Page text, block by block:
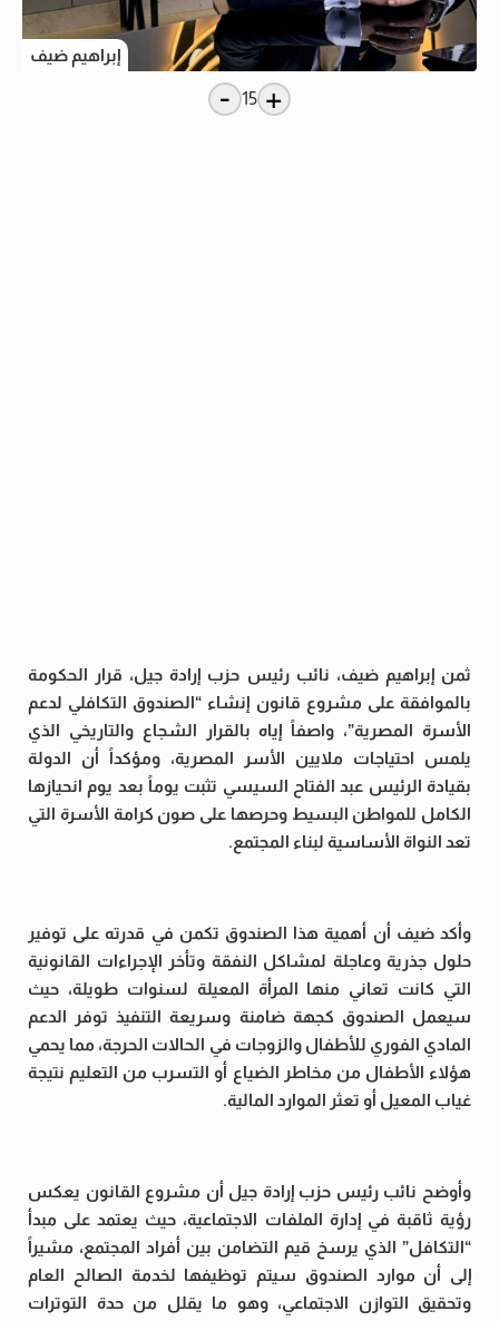
إبراهيم ضيف
+
15
-
ثمن إبراهيم ضيف، نائب رئيس حزب إرادة جيل، قرار الحكومة
بالموافقة على مشروع قانون إنشاء “الصندوق التكافلي لدعم
الأسرة المصرية”، واصفاً إياه بالقرار الشجاع والتاريخي الذي
يلمس احتياجات ملايين الأسر المصرية، ومؤكداً أن الدولة
بقيادة الرئيس عبد الفتاح السيسي تثبت يوماً بعد يوم انحيازها
الكامل للمواطن البسيط وحرصها على صون كرامة الأسرة التي
تعد النواة الأساسية لبناء المجتمع.
وأكد ضيف أن أهمية هذا الصندوق تكمن في قدرته على توفير
حلول جذرية وعاجلة لمشاكل النفقة وتأخر الإجراءات القانونية
التي كانت تعاني منها المرأة المعيلة لسنوات طويلة، حيث
سيعمل الصندوق كجهة ضامنة وسريعة التنفيذ توفر الدعم
المادي الفوري للأطفال والزوجات في الحالات الحرجة، مما يحمي
هؤلاء الأطفال من مخاطر الضياع أو التسرب من التعليم نتيجة
غياب المعيل أو تعثر الموارد المالية.
وأوضح نائب رئيس حزب إرادة جيل أن مشروع القانون يعكس
رؤية ثاقبة في إدارة الملفات الاجتماعية، حيث يعتمد على مبدأ
“التكافل” الذي يرسخ قيم التضامن بين أفراد المجتمع، مشيراً
إلى أن موارد الصندوق سيتم توظيفها لخدمة الصالح العام
وتحقيق التوازن الاجتماعي، وهو ما يقلل من حدة التوترات